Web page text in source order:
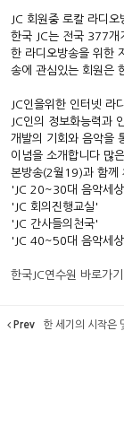
JC 회원중 로칼 라디오
한국 JC는 전국 377개
한 라디오방송을 위한
송에 관심있는 회원은
JC인을위한 인터넷 라
JC인의 정보화능력과
개발의 기회와 음악을
이념을 소개합니다 많
본방송(2월19)과 함께
'JC 20~30대 음악세
'JC 회의진행교실'
'JC 간사들의천국'
'JC 40~50대 음악세
한국JC연수원 바로가기
Prev 한 세기의 시작은